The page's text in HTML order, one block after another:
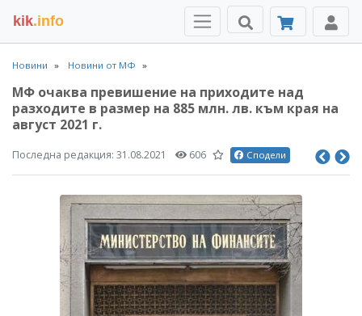
kik.info
Новини Новини от МФ
МФ очаква превишение на приходите над
разходите в размер на 885 млн. лв. към края на
август 2021 г.
Последна редакция: 31.08.2021 606 Сподели